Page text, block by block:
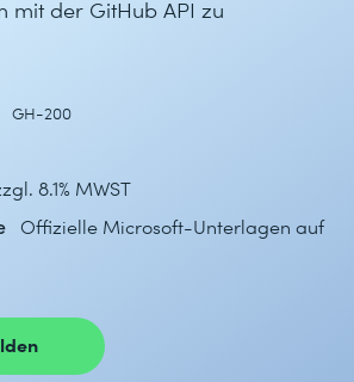
mit der GitHub API zu
GH-200
8.1% MWST
Offizielle Microsoft-Unterlagen auf